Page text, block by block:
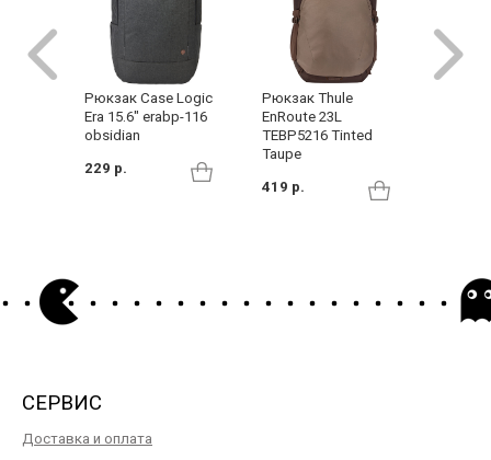
Рюкзак Case Logic
Era 15.6" erabp-116
obsidian
229 р.
Рюкзак Thule
EnRoute 23L
TEBP5216 Tinted
Taupe
419 р.
СЕРВИС
Доставка и оплата